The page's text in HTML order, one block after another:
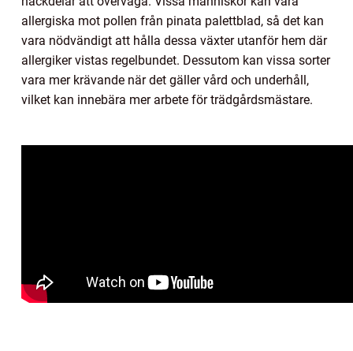
allergiska mot pollen från pinata palettblad, så det kan
vara nödvändigt att hålla dessa växter utanför hem där
allergiker vistas regelbundet. Dessutom kan vissa sorter
vara mer krävande när det gäller vård och underhåll,
vilket kan innebära mer arbete för trädgårdsmästare.